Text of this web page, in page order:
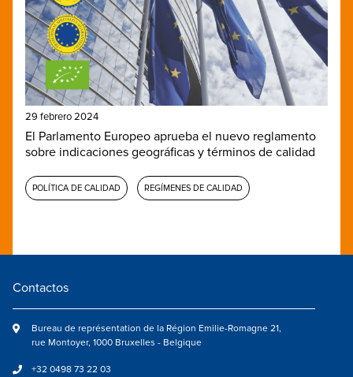
29 febrero 2024
El Parlamento Europeo aprueba el nuevo reglamento
sobre indicaciones geográficas y términos de calidad
POLÍTICA DE CALIDAD REGÍMENES DE CALIDAD
Contactos
Bureau de représentation de la Région Emilie-Romagne 21,
rue Montoyer, 1000 Bruxelles - Belgique
+32 0498 73 22 03